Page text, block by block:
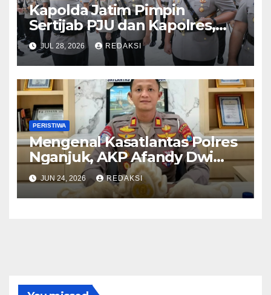
Kapolda Jatim Pimpin
Sertijab PJU dan Kapolres,
Perkuat Regenerasi
Kepemimpinan dan
Pelayanan Presisi
JUL 28, 2026 REDAKSI
PERISTIWA
Mengenal Kasatlantas Polres
Nganjuk, AKP Afandy Dwi
Takdir
JUN 24, 2026 REDAKSI